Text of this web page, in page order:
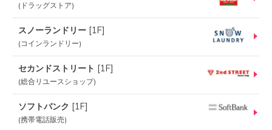
ドラッグストア
スノーランドリー [1F]
コインランドリー
セカンドストリート [1F]
総合リユースショップ
ソフトバンク [1F]
携帯電話販売